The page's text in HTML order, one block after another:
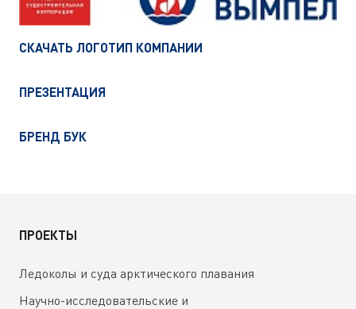
СКАЧАТЬ ЛОГОТИП КОМПАНИИ
ПРЕЗЕНТАЦИЯ
БРЕНД БУК
ПРОЕКТЫ
Ледоколы и суда арктического плавания
Научно-исследовательские и